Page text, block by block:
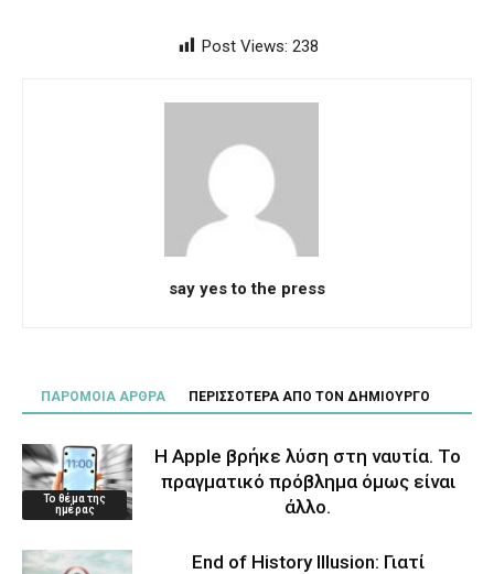
Post Views: 238
say yes to the press
ΠΑΡΟΜΟΙΑ ΑΡΘΡΑ ΠΕΡΙΣΣΟΤΕΡΑ ΑΠΟ ΤΟΝ ΔΗΜΙΟΥΡΓΟ
Το θέμα της
ημέρας
Η Apple βρήκε λύση στη ναυτία. Το
πραγματικό πρόβλημα όμως είναι
άλλο.
End of History Illusion: Γιατί